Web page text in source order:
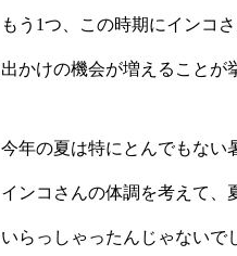
もう1つ、この時期にインコ
出かけの機会が増えることが
今年の夏は特にとんでもない
インコさんの体調を考えて、
いらっしゃったんじゃないで